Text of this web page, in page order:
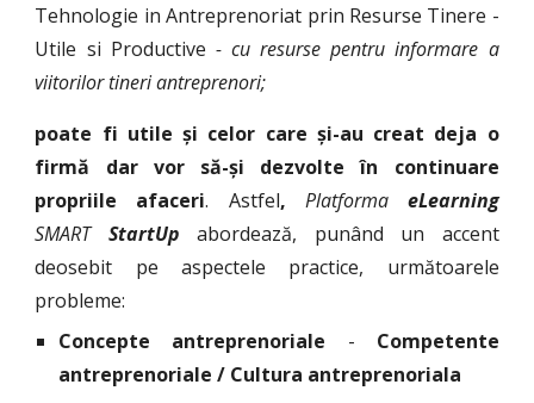
Tehnologie in Antreprenoriat prin Resurse Tinere -
Utile si Productive - cu resurse pentru informare a
viitorilor tineri antreprenori;
poate fi utile și celor care și-au creat deja o
firmă dar vor să-și dezvolte în continuare
propriile afaceri. Astfel, Platforma eLearning
SMARTStartUp abordează, punând un accent
deosebit pe aspectele practice, următoarele
probleme:
Concepte antreprenoriale - Competente
antreprenoriale / Cultura antreprenoriala